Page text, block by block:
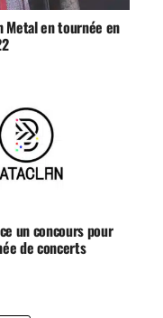
Metal en tournée en
un concours pour
de concerts